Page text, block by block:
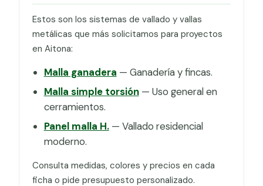
Estos son los sistemas de vallado y vallas
metálicas que más solicitamos para proyectos
en Aitona:
Malla ganadera — Ganadería y fincas.
Malla simple torsión— Uso general en
cerramientos.
Panel malla H.— Vallado residencial
moderno.
Consulta medidas, colores y precios en cada
ficha o pide presupuesto personalizado.